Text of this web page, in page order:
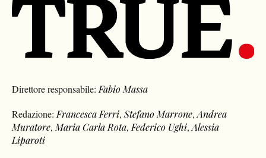
Direttore responsabile:Fabio Massa
Redazione:Francesca Ferri,Stefano Marrone,Andrea
Muratore,Maria Carla Rota,Federico Ughi,Alessia
Liparoti